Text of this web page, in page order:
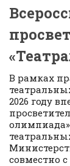
В рамках
2026 году
совместно с